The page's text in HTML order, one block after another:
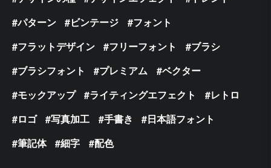
パターン
ビンテージ
フォント
フラットデザイン
フリーフォント
ブラシ
ブラシフォント
プレミアム
ベクター
モックアップ
ライティングエフェクト
レトロ
ロゴ
写真加工 手書き
日本語フォント
筆記体
細字 配色